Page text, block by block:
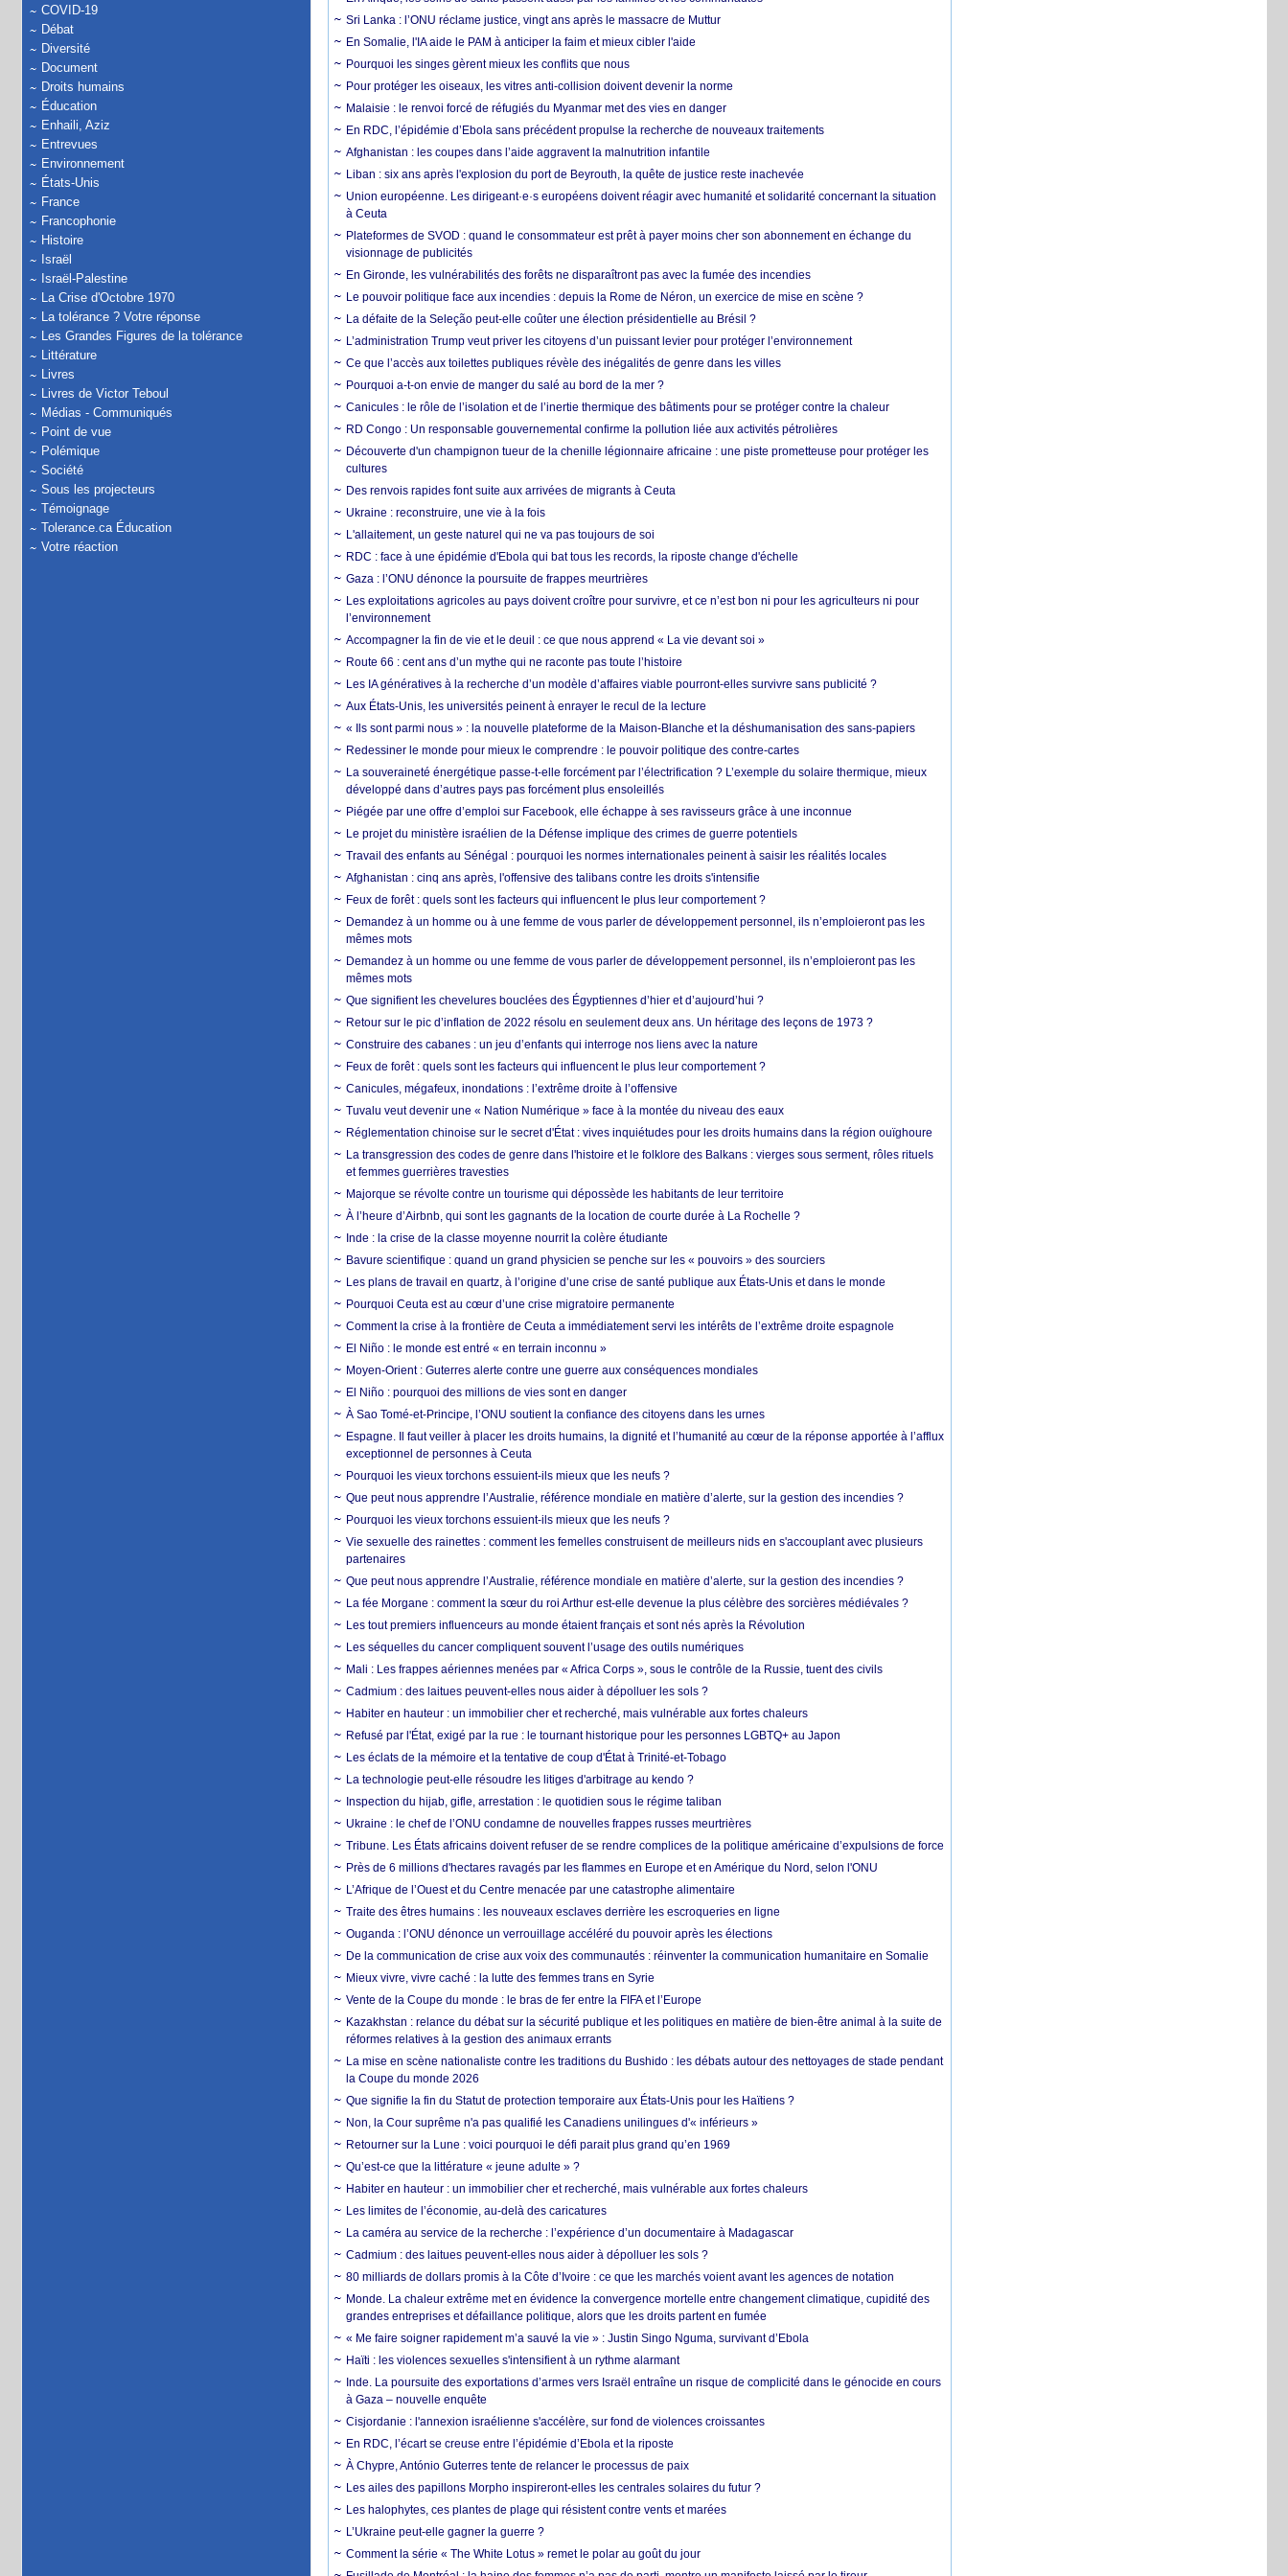
COVID-19
Débat
Diversité
Document
Droits humains
Éducation
Enhaili, Aziz
Entrevues
Environnement
États-Unis
France
Francophonie
Histoire
Israël
Israël-Palestine
La Crise d'Octobre 1970
La tolérance ? Votre réponse
Les Grandes Figures de la tolérance
Littérature
Livres
Livres de Victor Teboul
Médias - Communiqués
Point de vue
Polémique
Société
Sous les projecteurs
Témoignage
Tolerance.ca Éducation
Votre réaction
Sri Lanka : l’ONU réclame justice, vingt ans après le massacre de Muttur
En Somalie, l'IA aide le PAM à anticiper la faim et mieux cibler l'aide
Pourquoi les singes gèrent mieux les conflits que nous
Pour protéger les oiseaux, les vitres anti-collision doivent devenir la norme
Malaisie : le renvoi forcé de réfugiés du Myanmar met des vies en danger
En RDC, l’épidémie d’Ebola sans précédent propulse la recherche de nouveaux traitements
Afghanistan : les coupes dans l’aide aggravent la malnutrition infantile
Liban : six ans après l'explosion du port de Beyrouth, la quête de justice reste inachevée
Union européenne. Les dirigeant·e·s européens doivent réagir avec humanité et solidarité concernant la situation
à Ceuta
Plateformes de SVOD : quand le consommateur est prêt à payer moins cher son abonnement en échange du
visionnage de publicités
En Gironde, les vulnérabilités des forêts ne disparaîtront pas avec la fumée des incendies
Le pouvoir politique face aux incendies : depuis la Rome de Néron, un exercice de mise en scène ?
La défaite de la Seleção peut-elle coûter une élection présidentielle au Brésil ?
L’administration Trump veut priver les citoyens d’un puissant levier pour protéger l’environnement
Ce que l’accès aux toilettes publiques révèle des inégalités de genre dans les villes
Pourquoi a-t-on envie de manger du salé au bord de la mer ?
Canicules : le rôle de l’isolation et de l’inertie thermique des bâtiments pour se protéger contre la chaleur
RD Congo : Un responsable gouvernemental confirme la pollution liée aux activités pétrolières
Découverte d'un champignon tueur de la chenille légionnaire africaine : une piste prometteuse pour protéger les
cultures
Des renvois rapides font suite aux arrivées de migrants à Ceuta
Ukraine : reconstruire, une vie à la fois
L'allaitement, un geste naturel qui ne va pas toujours de soi
RDC : face à une épidémie d'Ebola qui bat tous les records, la riposte change d'échelle
Gaza : l’ONU dénonce la poursuite de frappes meurtrières
Les exploitations agricoles au pays doivent croître pour survivre, et ce n’est bon ni pour les agriculteurs ni pour
l’environnement
Accompagner la fin de vie et le deuil : ce que nous apprend « La vie devant soi »
Route 66 : cent ans d’un mythe qui ne raconte pas toute l’histoire
Les IA génératives à la recherche d’un modèle d’affaires viable pourront-elles survivre sans publicité ?
Aux États-Unis, les universités peinent à enrayer le recul de la lecture
« Ils sont parmi nous » : la nouvelle plateforme de la Maison-Blanche et la déshumanisation des sans-papiers
Redessiner le monde pour mieux le comprendre : le pouvoir politique des contre-cartes
La souveraineté énergétique passe-t-elle forcément par l’électrification ? L’exemple du solaire thermique, mieux
développé dans d’autres pays pas forcément plus ensoleillés
Piégée par une offre d’emploi sur Facebook, elle échappe à ses ravisseurs grâce à une inconnue
Le projet du ministère israélien de la Défense implique des crimes de guerre potentiels
Travail des enfants au Sénégal : pourquoi les normes internationales peinent à saisir les réalités locales
Afghanistan : cinq ans après, l'offensive des talibans contre les droits s'intensifie
Feux de forêt : quels sont les facteurs qui influencent le plus leur comportement ?
Demandez à un homme ou à une femme de vous parler de développement personnel, ils n’emploieront pas les
mêmes mots
Demandez à un homme ou une femme de vous parler de développement personnel, ils n’emploieront pas les
mêmes mots
Que signifient les chevelures bouclées des Égyptiennes d’hier et d’aujourd’hui ?
Retour sur le pic d’inflation de 2022 résolu en seulement deux ans. Un héritage des leçons de 1973 ?
Construire des cabanes : un jeu d’enfants qui interroge nos liens avec la nature
Feux de forêt : quels sont les facteurs qui influencent le plus leur comportement ?
Canicules, mégafeux, inondations : l’extrême droite à l’offensive
Tuvalu veut devenir une « Nation Numérique » face à la montée du niveau des eaux
Réglementation chinoise sur le secret d'État : vives inquiétudes pour les droits humains dans la région ouïghoure
La transgression des codes de genre dans l'histoire et le folklore des Balkans : vierges sous serment, rôles rituels
et femmes guerrières travesties
Majorque se révolte contre un tourisme qui dépossède les habitants de leur territoire
À l’heure d’Airbnb, qui sont les gagnants de la location de courte durée à La Rochelle ?
Inde : la crise de la classe moyenne nourrit la colère étudiante
Bavure scientifique : quand un grand physicien se penche sur les « pouvoirs » des sourciers
Les plans de travail en quartz, à l’origine d’une crise de santé publique aux États-Unis et dans le monde
Pourquoi Ceuta est au cœur d’une crise migratoire permanente
Comment la crise à la frontière de Ceuta a immédiatement servi les intérêts de l’extrême droite espagnole
El Niño : le monde est entré « en terrain inconnu »
Moyen-Orient : Guterres alerte contre une guerre aux conséquences mondiales
El Niño : pourquoi des millions de vies sont en danger
À Sao Tomé-et-Principe, l’ONU soutient la confiance des citoyens dans les urnes
Espagne. Il faut veiller à placer les droits humains, la dignité et l’humanité au cœur de la réponse apportée à l’afflux
exceptionnel de personnes à Ceuta
Pourquoi les vieux torchons essuient-ils mieux que les neufs ?
Que peut nous apprendre l’Australie, référence mondiale en matière d’alerte, sur la gestion des incendies ?
Pourquoi les vieux torchons essuient-ils mieux que les neufs ?
Vie sexuelle des rainettes : comment les femelles construisent de meilleurs nids en s'accouplant avec plusieurs
partenaires
Que peut nous apprendre l’Australie, référence mondiale en matière d’alerte, sur la gestion des incendies ?
La fée Morgane : comment la sœur du roi Arthur est-elle devenue la plus célèbre des sorcières médiévales ?
Les tout premiers influenceurs au monde étaient français et sont nés après la Révolution
Les séquelles du cancer compliquent souvent l’usage des outils numériques
Mali : Les frappes aériennes menées par « Africa Corps », sous le contrôle de la Russie, tuent des civils
Cadmium : des laitues peuvent-elles nous aider à dépolluer les sols ?
Habiter en hauteur : un immobilier cher et recherché, mais vulnérable aux fortes chaleurs
Refusé par l'État, exigé par la rue : le tournant historique pour les personnes LGBTQ+ au Japon
Les éclats de la mémoire et la tentative de coup d'État à Trinité-et-Tobago
La technologie peut-elle résoudre les litiges d'arbitrage au kendo ?
Inspection du hijab, gifle, arrestation : le quotidien sous le régime taliban
Ukraine : le chef de l’ONU condamne de nouvelles frappes russes meurtrières
Tribune. Les États africains doivent refuser de se rendre complices de la politique américaine d’expulsions de force
Près de 6 millions d'hectares ravagés par les flammes en Europe et en Amérique du Nord, selon l'ONU
L’Afrique de l’Ouest et du Centre menacée par une catastrophe alimentaire
Traite des êtres humains : les nouveaux esclaves derrière les escroqueries en ligne
Ouganda : l’ONU dénonce un verrouillage accéléré du pouvoir après les élections
De la communication de crise aux voix des communautés : réinventer la communication humanitaire en Somalie
Mieux vivre, vivre caché : la lutte des femmes trans en Syrie
Vente de la Coupe du monde : le bras de fer entre la FIFA et l’Europe
Kazakhstan : relance du débat sur la sécurité publique et les politiques en matière de bien-être animal à la suite de
réformes relatives à la gestion des animaux errants
La mise en scène nationaliste contre les traditions du Bushido : les débats autour des nettoyages de stade pendant
la Coupe du monde 2026
Que signifie la fin du Statut de protection temporaire aux États-Unis pour les Haïtiens ?
Non, la Cour suprême n'a pas qualifié les Canadiens unilingues d'« inférieurs »
Retourner sur la Lune : voici pourquoi le défi parait plus grand qu’en 1969
Qu’est-ce que la littérature « jeune adulte » ?
Habiter en hauteur : un immobilier cher et recherché, mais vulnérable aux fortes chaleurs
Les limites de l’économie, au-delà des caricatures
La caméra au service de la recherche : l’expérience d’un documentaire à Madagascar
Cadmium : des laitues peuvent-elles nous aider à dépolluer les sols ?
80 milliards de dollars promis à la Côte d’Ivoire : ce que les marchés voient avant les agences de notation
Monde. La chaleur extrême met en évidence la convergence mortelle entre changement climatique, cupidité des
grandes entreprises et défaillance politique, alors que les droits partent en fumée
« Me faire soigner rapidement m’a sauvé la vie » : Justin Singo Nguma, survivant d’Ebola
Haïti : les violences sexuelles s'intensifient à un rythme alarmant
Inde. La poursuite des exportations d’armes vers Israël entraîne un risque de complicité dans le génocide en cours
à Gaza – nouvelle enquête
Cisjordanie : l'annexion israélienne s'accélère, sur fond de violences croissantes
En RDC, l’écart se creuse entre l’épidémie d’Ebola et la riposte
À Chypre, António Guterres tente de relancer le processus de paix
Les ailes des papillons Morpho inspireront-elles les centrales solaires du futur ?
Les halophytes, ces plantes de plage qui résistent contre vents et marées
L’Ukraine peut-elle gagner la guerre ?
Comment la série « The White Lotus » remet le polar au goût du jour